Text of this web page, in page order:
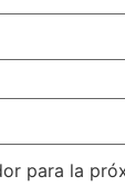
para la